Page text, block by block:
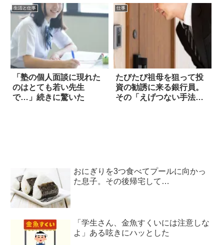
生活と仕事
「塾の個人面談に現れた
のはとても若い先生
で…」続きに驚いた
仕事
たびたび祖母を狙って投
資の勧誘に来る銀行員。
その「えげつない手法」
おにぎりを3つ食べてプールに向かっ
た息子。その後帰宅して…
「学生さん、金魚すくいには注意しな
よ」ある呟きにハッとした